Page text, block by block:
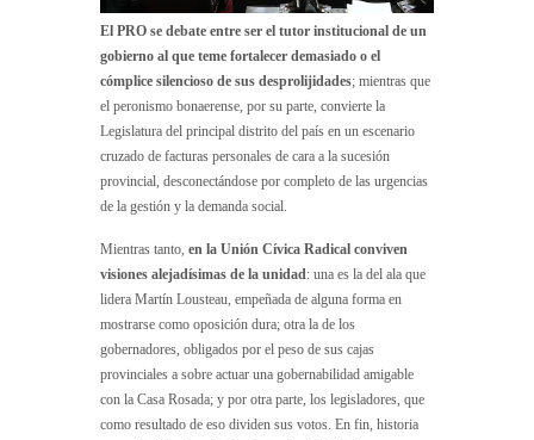
El PRO se debate entre ser el tutor institucional de un
gobierno al que teme fortalecer demasiado o el
cómplice silencioso de sus desprolijidades; mientras que
el peronismo bonaerense, por su parte, convierte la
Legislatura del principal distrito del país en un escenario
cruzado de facturas personales de cara a la sucesión
provincial, desconectándose por completo de las urgencias
de la gestión y la demanda social.
Mientras tanto, en la Unión Cívica Radical conviven
visiones alejadísimas de la unidad: una es la del ala que
lidera Martín Lousteau, empeñada de alguna forma en
mostrarse como oposición dura; otra la de los
gobernadores, obligados por el peso de sus cajas
provinciales a sobre actuar una gobernabilidad amigable
con la Casa Rosada; y por otra parte, los legisladores, que
como resultado de eso dividen sus votos. En fin, historia